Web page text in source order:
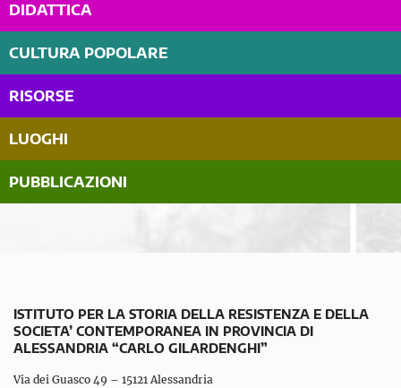
DIDATTICA
CULTURA POPOLARE
RISORSE
LUOGHI
PUBBLICAZIONI
ISTITUTO PER LA STORIA DELLA RESISTENZA E DELLA
SOCIETA’ CONTEMPORANEA IN PROVINCIA DI
ALESSANDRIA “CARLO GILARDENGHI”
Via dei Guasco 49 – 15121 Alessandria